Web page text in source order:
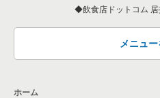
墨田区の飲食店の居抜き売却物
品川区の飲食店の居抜き売却物件
東京23区の和食の居抜き売却物
東京23区の洋食の居抜き売却物
飲食店ドットコム
メニュ
ホーム